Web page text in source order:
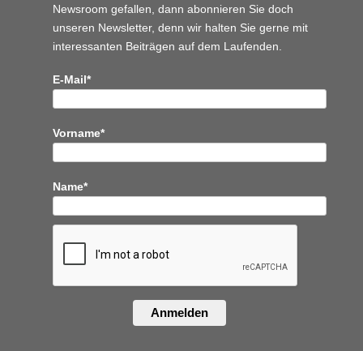
Newsroom gefallen, dann abonnieren Sie doch
unseren Newsletter, denn wir halten Sie gerne mit
interessanten Beiträgen auf dem Laufenden.
E-Mail*
Vorname*
Name*
Anmelden